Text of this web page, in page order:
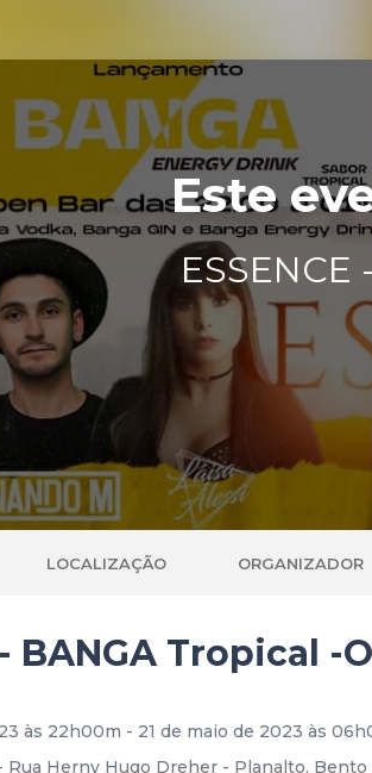
Este
LOCALIZAÇÃO ORGANIZADOR
- BANGA Tropical -
às 22h00m - 21 de maio de 2023 às
Rua Herny Hugo Dreher - Planalto, Bento